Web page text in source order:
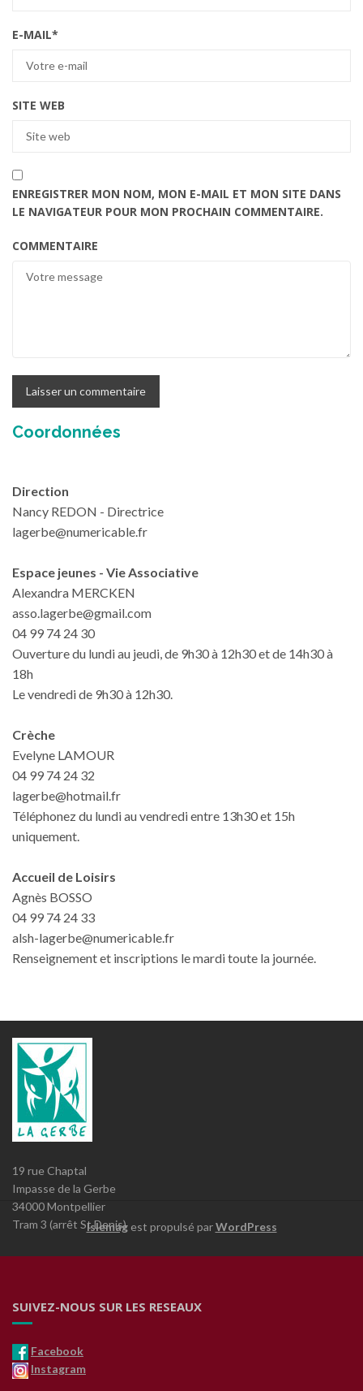
E-MAIL*
SITE WEB
ENREGISTRER MON NOM, MON E-MAIL ET MON SITE DANS
LE NAVIGATEUR POUR MON PROCHAIN COMMENTAIRE.
COMMENTAIRE
Coordonnées
Direction
Nancy REDON - Directrice
lagerbe@numericable.fr
Espace jeunes - Vie Associative
Alexandra MERCKEN
asso.lagerbe@gmail.com
04 99 74 24 30
Ouverture du lundi au jeudi, de 9h30 à 12h30 et de 14h30 à
18h
Le vendredi de 9h30 à 12h30.
Crèche
Evelyne LAMOUR
04 99 74 24 32
lagerbe@hotmail.fr
Téléphonez du lundi au vendredi entre 13h30 et 15h
uniquement.
Accueil de Loisirs
Agnès BOSSO
04 99 74 24 33
alsh-lagerbe@numericable.fr
Renseignement et inscriptions le mardi toute la journée.
19 rue Chaptal
Impasse de la Gerbe
34000 Montpellier
Tram 3 (arrêt St Denis)
SUIVEZ-NOUS SUR LES RESEAUX
Facebook
Instagram
Islemagest propulsé parWordPress